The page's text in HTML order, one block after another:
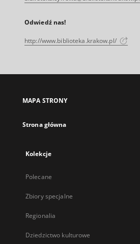
Odwiedź nas!
http://www.biblioteka.krakow.pl/
MAPA STRONY
Strona główna
Kolekcje
Polecane
Zbiory specjalne
Regionalia
Dziedzictwo kulturowe